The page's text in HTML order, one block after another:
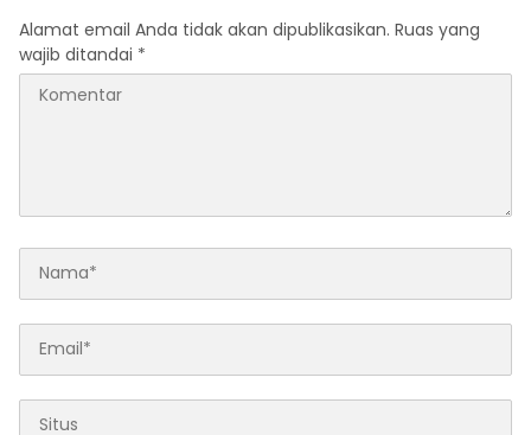
Alamat email Anda tidak akan dipublikasikan. Ruas yang
wajib ditandai *